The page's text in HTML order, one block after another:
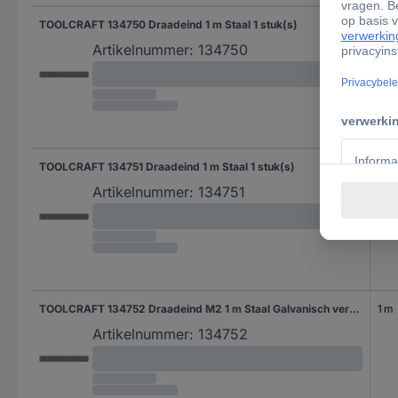
TOOLCRAFT 134750 Draadeind 1 m Staal 1 stuk(s)
Artikelnummer: 134750
1 m
TOOLCRAFT 134751 Draadeind 1 m Staal 1 stuk(s)
Artikelnummer: 134751
1 m
TOOLCRAFT 134752 Draadeind M2 1 m Staal Galvanisch verzinkt 1 stuk(s)
Artikelnummer: 134752
1 m